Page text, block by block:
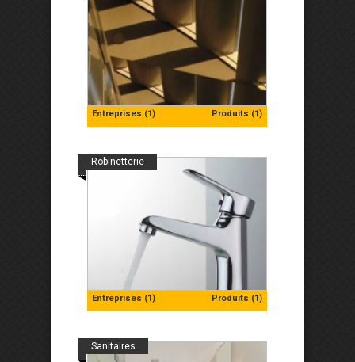
Entreprises (1) Produits (1)
Entreprises (1) Produits (1)
Robinetterie
Sanitaires